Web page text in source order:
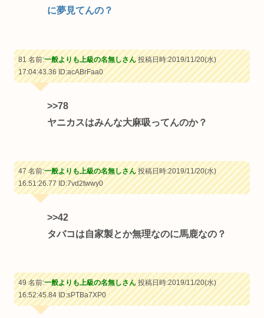
に夢見てんの？
81 名前:一般よりも上級の名無しさん投稿日時:2019/11/20(水)
17:04:43.36ID:acABrFaa0
>>78
ヤニカスはみんな大麻吸ってんのか？
47 名前:一般よりも上級の名無しさん投稿日時:2019/11/20(水)
16:51:26.77ID:7vd2twwy0
>>42
タバコは自家製とか無理なのに馬鹿なの？
49 名前:一般よりも上級の名無しさん投稿日時:2019/11/20(水)
16:52:45.84ID:sPTBa7XP0